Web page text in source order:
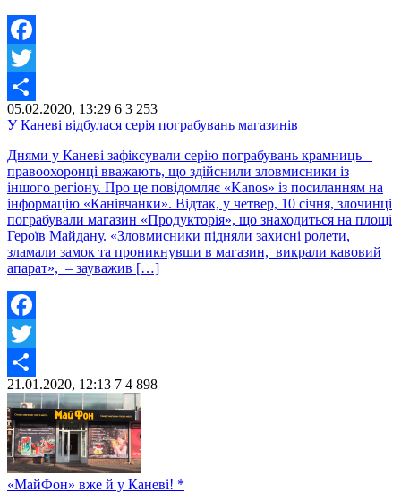
Facebook
Twitter
Share
05.02.2020, 13:29 6 3 253
У Каневі відбулася серія пограбувань магазинів
Днями у Каневі зафіксували серію пограбувань крамниць –
правоохоронці вважають, що здійснили зловмисники із
іншого регіону. Про це повідомляє «Kanos» із посиланням на
інформацію «Канівчанки». Відтак, у четвер, 10 січня, злочинці
пограбували магазин «Продукторія», що знаходиться на площі
Героїв Майдану. «Зловмисники підняли захисні ролети,
зламали замок та проникнувши в магазин, викрали кавовий
апарат», – зауважив […]
Facebook
Twitter
Share
21.01.2020, 12:13 7 4 898
«МайФон» вже й у Каневі! *